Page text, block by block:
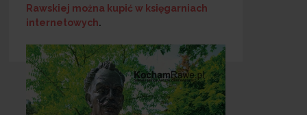
Rawskiej można kupić w księgarniach
internetowych.